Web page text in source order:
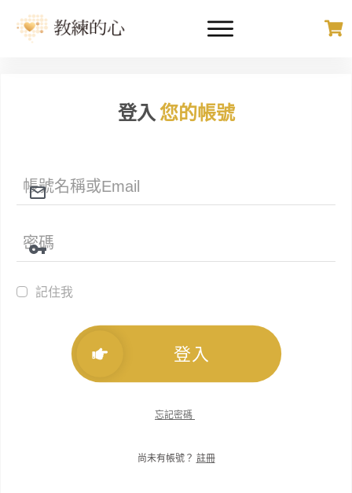
登入您的帳號
記住我
登入
忘記密碼
尚未有帳號？ 註冊